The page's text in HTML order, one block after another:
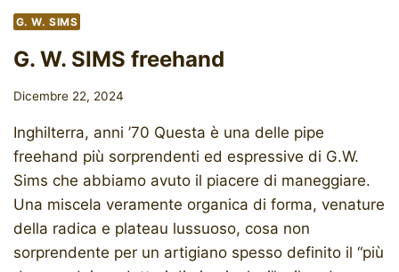
G. W. SIMS
G. W. SIMS freehand
Dicembre 22, 2024
Inghilterra, anni ’70 Questa è una delle pipe
freehand più sorprendenti ed espressive di G.W.
Sims che abbiamo avuto il piacere di maneggiare.
Una miscela veramente organica di forma, venature
della radica e plateau lussuoso, cosa non
sorprendente per un artigiano spesso definito il “più